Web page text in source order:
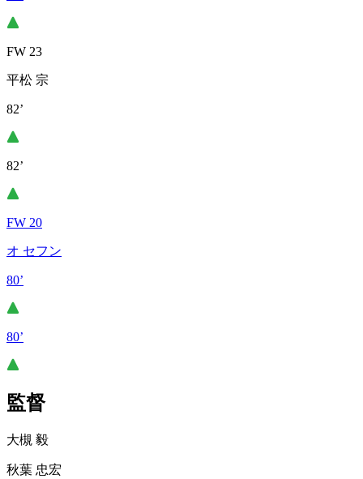
FW 23
平松 宗
82’
82’
FW 20
オ セフン
80’
80’
監督
大槻 毅
秋葉 忠宏